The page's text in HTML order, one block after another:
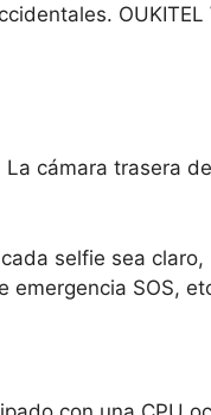
cámara trasera
selfie sea claro,
emergencia SOS,